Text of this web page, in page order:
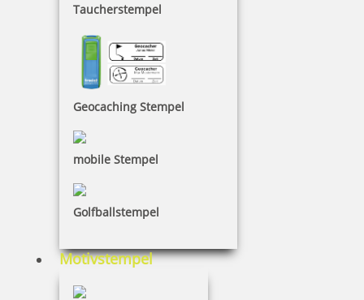
Taucherstempel
Geocaching Stempel
mobile Stempel
Golfballstempel
Motivstempel
Teich
Dinosaurier